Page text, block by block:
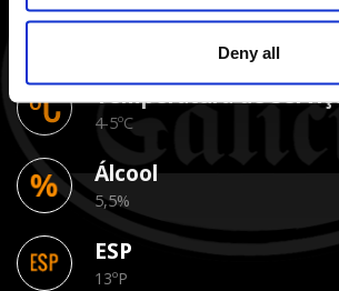
Deny all
Lembra à cevada e o malte de
notas torradas e evocações a
Temperatura de
4-5ºC
Álcool
5,5%
ESP
13ºP